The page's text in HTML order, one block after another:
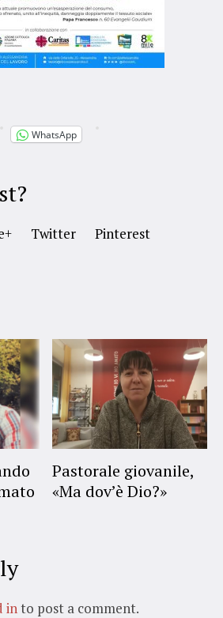
WhatsApp
Twitter Pinterest
Pastorale giovanile,
«Ma dov’è Dio?»
in to post a comment.